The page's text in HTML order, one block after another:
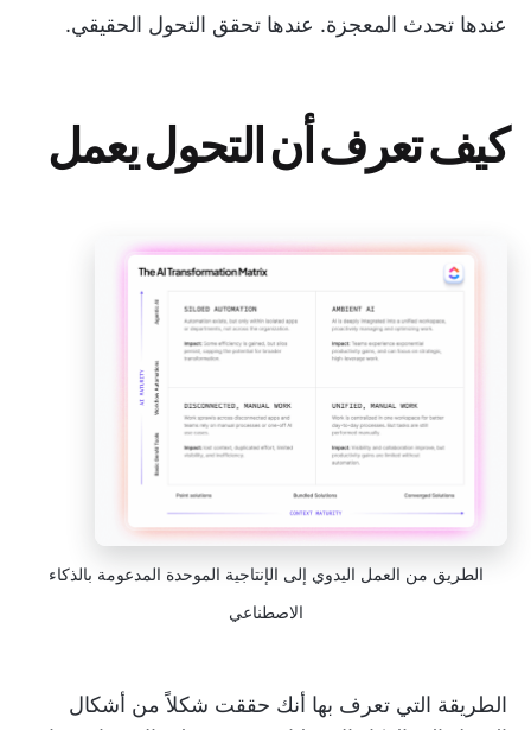
عندها تحدث المعجزة. عندها تحقق التحول الحقيقي.
كيف تعرف أن التحول يعمل
الطريق من العمل اليدوي إلى الإنتاجية الموحدة المدعومة بالذكاء
الاصطناعي
الطريقة التي تعرف بها أنك حققت شكلاً من أشكال